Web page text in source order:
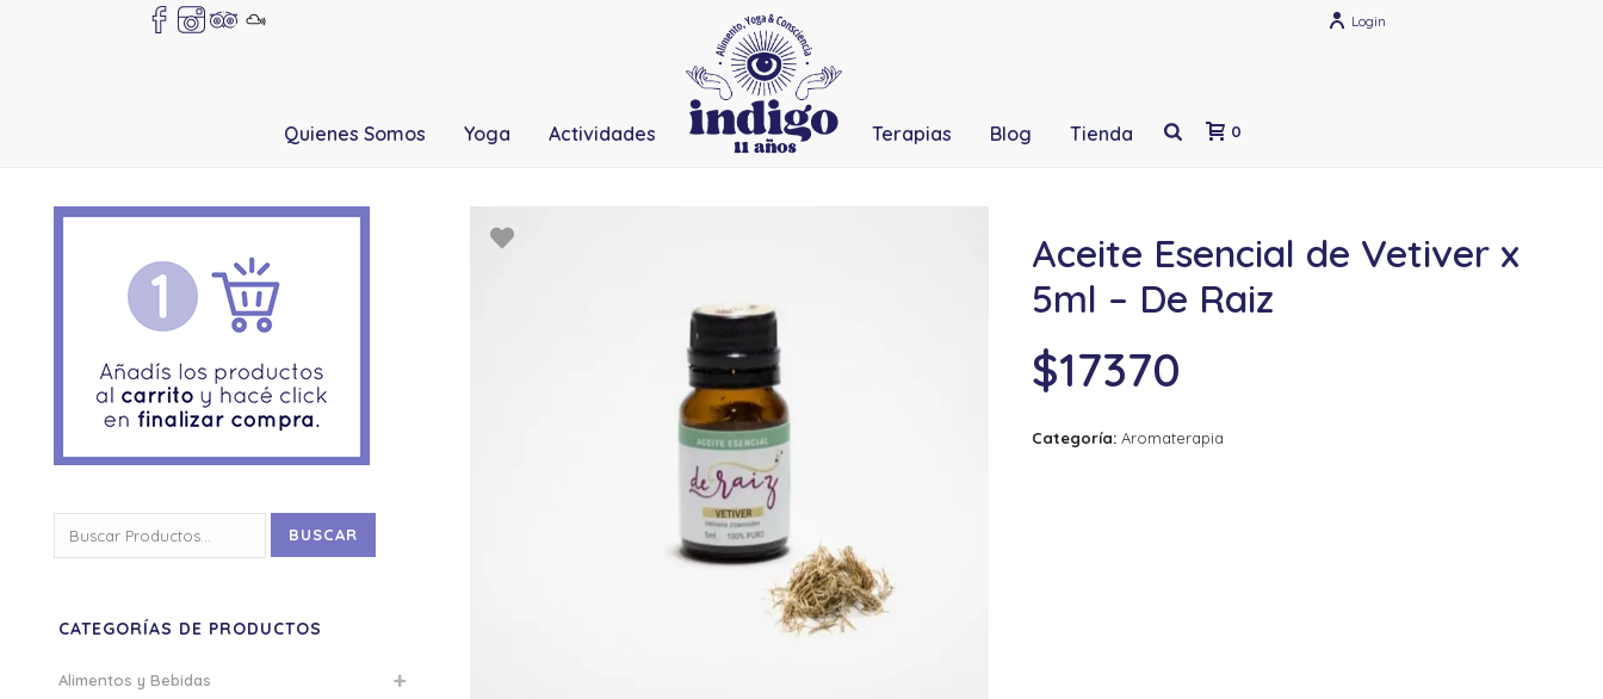
Login
Quienes Somos Yoga Actividades Terapias Blog Tienda 0
Aceite Esencial de Vetiver x
5ml – De Raiz
$17370
Categoría: Aromaterapia
por:
BUSCAR
CATEGORÍAS DE PRODUCTOS
Alimentos y Bebidas